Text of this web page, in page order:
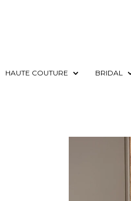
HAUTE COUTURE BRIDAL